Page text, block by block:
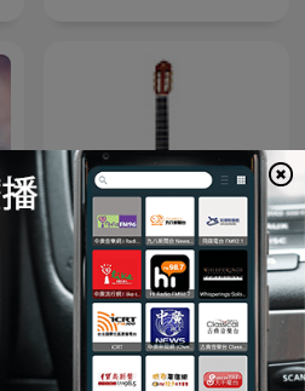
古典小品独奏（一） - 15首